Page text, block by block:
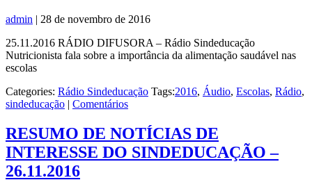
admin | 28 de novembro de 2016
25.11.2016 RÁDIO DIFUSORA – Rádio Sindeducação
Nutricionista fala sobre a importância da alimentação saudável nas
escolas
Categories: Rádio Sindeducação Tags:2016, Áudio, Escolas, Rádio,
sindeducação | Comentários
RESUMO DE NOTÍCIAS DE
INTERESSE DO SINDEDUCAÇÃO –
26.11.2016